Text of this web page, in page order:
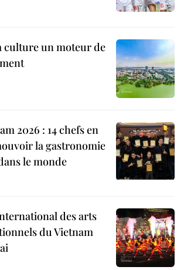
culture un moteur de
2026 : 14 chefs en
la gastronomie
le monde
des arts
du Vietnam